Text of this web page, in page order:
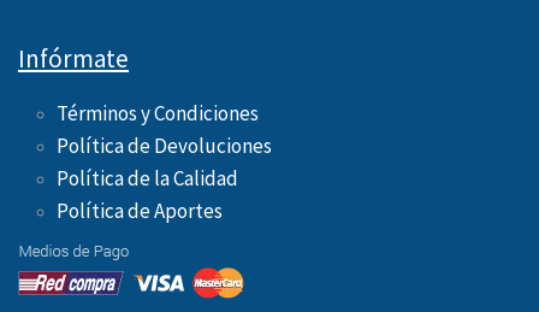
Infórmate
Términos y Condiciones
Política de Devoluciones
Política de la Calidad
Política de Aportes ​